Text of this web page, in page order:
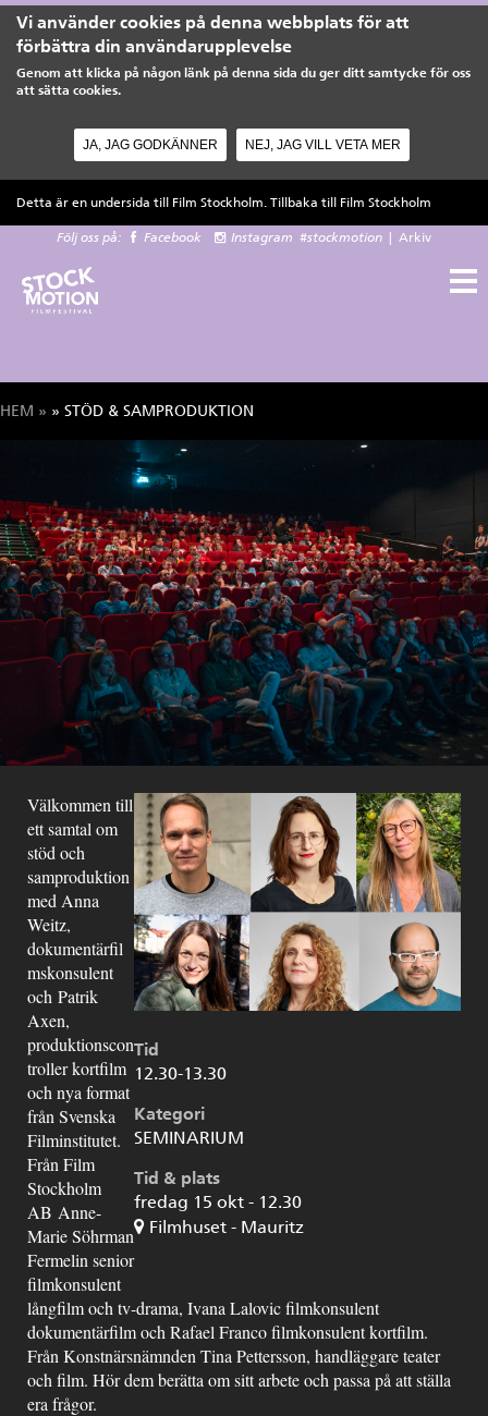
Vi använder cookies på denna webbplats för att
förbättra din användarupplevelse
Genom att klicka på någon länk på denna sida du ger ditt samtycke för oss
att sätta cookies.
JA, JAG GODKÄNNER NEJ, JAG VILL VETA MER
Detta är en undersida till Film Stockholm. Tillbaka till Film Stockholm
Följ oss på: Facebook Instagram #stockmotion Arkiv
Du är här
HEM » » STÖD & SAMPRODUKTION
Tid
12.30-13.30
Kategori
SEMINARIUM
Tid & plats
fredag 15 okt - 12.30
Filmhuset - Mauritz
Välkommen till
ett samtal om
stöd och
samproduktion
med Anna
Weitz,
dokumentärfil
mskonsulent
och Patrik
Axen,
produktionscon
troller kortfilm
och nya format
från Svenska
Filminstitutet.
Från Film
Stockholm
AB Anne-
Marie Söhrman
Fermelin senior
filmkonsulent
långfilm och tv-drama, Ivana Lalovic filmkonsulent
dokumentärfilm och Rafael Franco filmkonsulent kortfilm.
Från Konstnärsnämnden Tina Pettersson, handläggare teater
och film. Hör dem berätta om sitt arbete och passa på att ställa
era frågor.